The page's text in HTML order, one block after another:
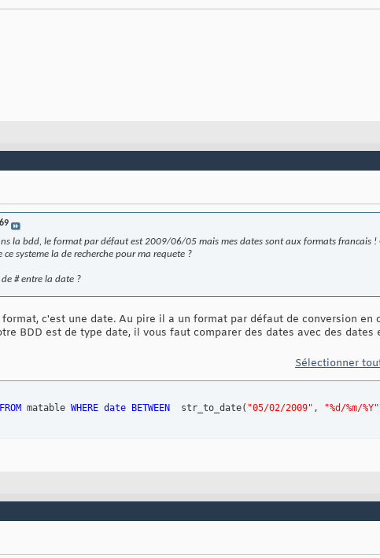
la bdd, le format par défaut est 2009/06/05 mais mes dates sont aux formats francais !
systeme la de recherche pour ma requete ?
# entre la date ?
c'est une date. Au pire il a un format par défaut de conversion en
BDD est de type date, il vous faut comparer des dates avec des
Sélectionner
FROM matable WHERE date BETWEEN
  str_to_date
( "05/02/2009" , "%d/%m/%Y"